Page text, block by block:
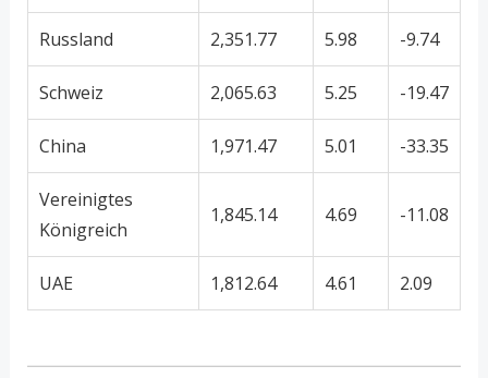
Russland 2,351.77 5.98 -9.74
Schweiz 2,065.63 5.25 -19.47
China 1,971.47 5.01 -33.35
Vereinigtes
Königreich
1,845.14 4.69 -11.08
UAE 1,812.64 4.61 2.09